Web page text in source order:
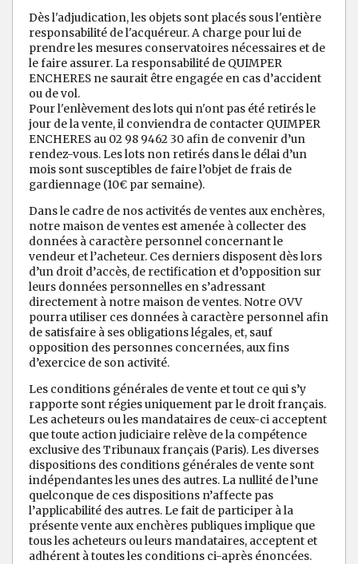
Dès l'adjudication, les objets sont placés sous l'entière
responsabilité de l'acquéreur. A charge pour lui de
prendre les mesures conservatoires nécessaires et de
le faire assurer. La responsabilité de QUIMPER
ENCHERES ne saurait être engagée en cas d’accident
ou de vol.
Pour l'enlèvement des lots qui n'ont pas été retirés le
jour de la vente, il conviendra de contacter QUIMPER
ENCHERES au 02 98 9462 30 afin de convenir d’un
rendez-vous. Les lots non retirés dans le délai d’un
mois sont susceptibles de faire l’objet de frais de
gardiennage (10€ par semaine).
Dans le cadre de nos activités de ventes aux enchères,
notre maison de ventes est amenée à collecter des
données à caractère personnel concernant le
vendeur et l’acheteur. Ces derniers disposent dès lors
d’un droit d’accès, de rectification et d’opposition sur
leurs données personnelles en s’adressant
directement à notre maison de ventes. Notre OVV
pourra utiliser ces données à caractère personnel afin
de satisfaire à ses obligations légales, et, sauf
opposition des personnes concernées, aux fins
d’exercice de son activité.
Les conditions générales de vente et tout ce qui s’y
rapporte sont régies uniquement par le droit français.
Les acheteurs ou les mandataires de ceux-ci acceptent
que toute action judiciaire relève de la compétence
exclusive des Tribunaux français (Paris). Les diverses
dispositions des conditions générales de vente sont
indépendantes les unes des autres. La nullité de l’une
quelconque de ces dispositions n’affecte pas
l’applicabilité des autres. Le fait de participer à la
présente vente aux enchères publiques implique que
tous les acheteurs ou leurs mandataires, acceptent et
adhérent à toutes les conditions ci-après énoncées.